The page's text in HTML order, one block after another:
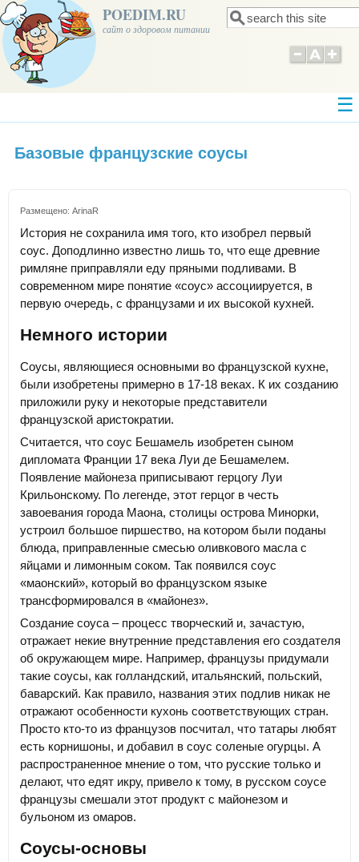
POEDIM.RU
сайт о здоровом питании Форма поиска
Поиск
Базовые французские соусы
Размещено: ArinaR
История не сохранила имя того, кто изобрел первый
соус. Доподлинно известно лишь то, что еще древние
римляне приправляли еду пряными подливами. В
современном мире понятие «соус» ассоциируется, в
первую очередь, с французами и их высокой кухней.
Немного истории
Соусы, являющиеся основными во французской кухне,
были изобретены примерно в 17-18 веках. К их созданию
приложили руку и некоторые представители
французской аристократии.
Считается, что соус Бешамель изобретен сыном
дипломата Франции 17 века Луи де Бешамелем.
Появление майонеза приписывают герцогу Луи
Крильонскому. По легенде, этот герцог в честь
завоевания города Маона, столицы острова Минорки,
устроил большое пиршество, на котором были поданы
блюда, приправленные смесью оливкового масла с
яйцами и лимонным соком. Так появился соус
«маонский», который во французском языке
трансформировался в «майонез».
Создание соуса – процесс творческий и, зачастую,
отражает некие внутренние представления его создателя
об окружающем мире. Например, французы придумали
такие соусы, как голландский, итальянский, польский,
баварский. Как правило, названия этих подлив никак не
отражают особенности кухонь соответствующих стран.
Просто кто-то из французов посчитал, что татары любят
есть корнишоны, и добавил в соус соленые огурцы. А
распространенное мнение о том, что русские только и
делают, что едят икру, привело к тому, в русском соусе
французы смешали этот продукт с майонезом и
бульоном из омаров.
Соусы-основы